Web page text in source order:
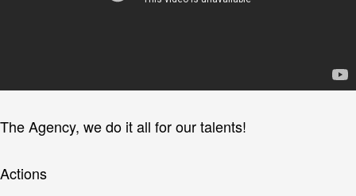
The Agency, we do it all for our talents!
Actions